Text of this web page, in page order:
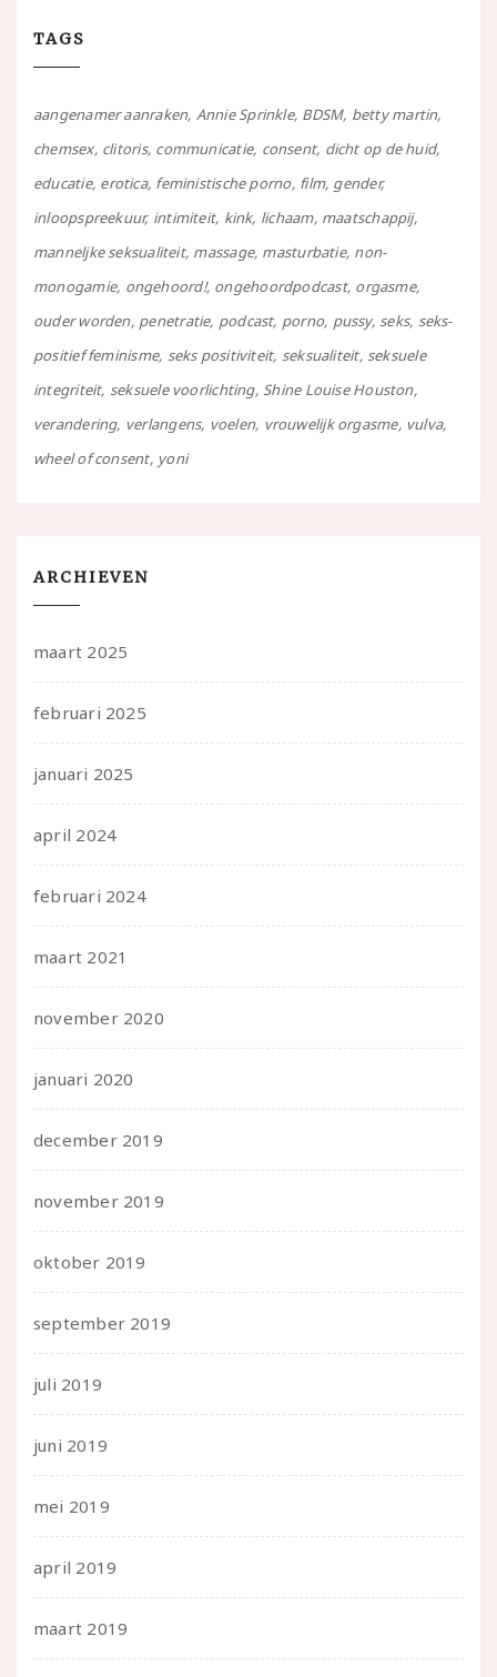
TAGS
aangenamer aanraken Annie Sprinkle BDSM betty martin
chemsex clitoris communicatie consent dicht op de huid
educatie erotica feministische porno film gender
inloopspreekuur intimiteit kink lichaam maatschappij
manneljke seksualiteit massage masturbatie non-
monogamie ongehoord! ongehoordpodcast orgasme
ouder worden penetratie podcast porno pussy seks seks-
positief feminisme seks positiviteit seksualiteit seksuele
integriteit seksuele voorlichting Shine Louise Houston
verandering verlangens voelen vrouwelijk orgasme vulva
wheel of consent yoni
ARCHIEVEN
maart 2025
februari 2025
januari 2025
april 2024
februari 2024
maart 2021
november 2020
januari 2020
december 2019
november 2019
oktober 2019
september 2019
juli 2019
juni 2019
mei 2019
april 2019
maart 2019